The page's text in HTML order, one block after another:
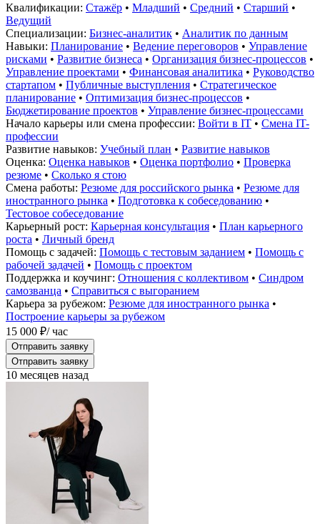
Квалификации: Стажёр • Младший • Средний • Старший •
Ведущий
Специализации: Бизнес-аналитик • Аналитик по данным
Навыки: Планирование • Ведение переговоров • Управление
рисками • Развитие бизнеса • Организация бизнес-процессов •
Управление проектами • Финансовая аналитика • Руководство
стартапом • Публичные выступления • Стратегическое
планирование • Оптимизация бизнес-процессов •
Бюджетирование проектов • Управление бизнес-процессами
Начало карьеры или смена профессии: Войти в IT • Смена IT-
профессии
Развитие навыков: Учебный план • Развитие навыков
Оценка: Оценка навыков • Оценка портфолио • Проверка
резюме • Сколько я стою
Смена работы: Резюме для российского рынка • Резюме для
иностранного рынка • Подготовка к собеседованию •
Тестовое собеседование
Карьерный рост: Карьерная консультация • План карьерного
роста • Личный бренд
Помощь с задачей: Помощь с тестовым заданием • Помощь с
рабочей задачей • Помощь с проектом
Поддержка и коучинг: Отношения с коллективом • Синдром
самозванца • Справиться с выгоранием
Карьера за рубежом: Резюме для иностранного рынка •
Построение карьеры за рубежом
15 000 ₽/ час
Отправить заявку
Отправить заявку
10 месяцев назад